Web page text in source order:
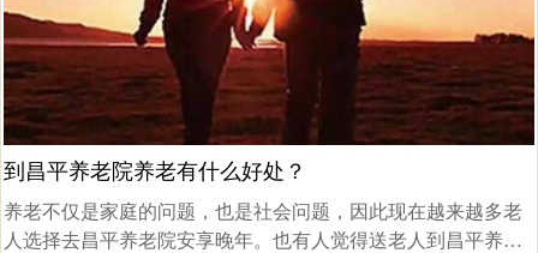
到昌平养老院养老有什么好处？
养老不仅是家庭的问题，也是社会问题，因此现在越来越多老
人选择去昌平养老院安享晚年。也有人觉得送老人到昌平养老